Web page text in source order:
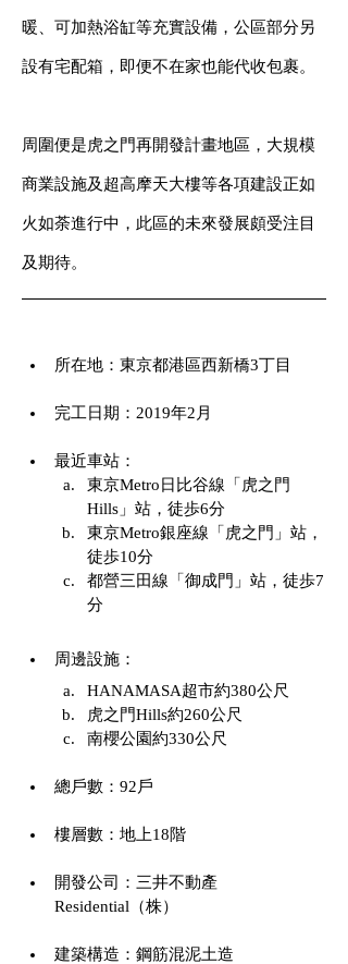
暖、可加熱浴缸等充實設備，公區部分另
設有宅配箱，即便不在家也能代收包裹。
周圍便是虎之門再開發計畫地區，大規模
商業設施及超高摩天大樓等各項建設正如
火如荼進行中，此區的未來發展頗受注目
及期待。
所在地：東京都港區西新橋3丁目
完工日期：2019年2月
最近車站：
東京Metro日比谷線「虎之門
Hills」站，徒歩6分
東京Metro銀座線「虎之門」站，
徒歩10分
都營三田線「御成門」站，徒歩7
分
周邊設施：
HANAMASA超市約380公尺
虎之門Hills約260公尺
南櫻公園約330公尺
總戶數：92戶
樓層數：地上18階
開發公司：三井不動產
Residential（株）
建築構造：鋼筋混泥土造